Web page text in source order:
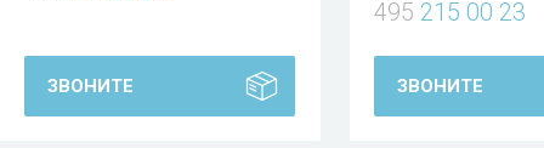
ЗВОНИТЕ
495 215 00 23
ЗВОНИТЕ